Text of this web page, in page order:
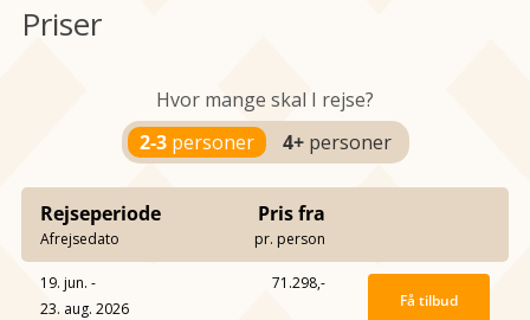
Priser
Hvor mange skal I rejse?
2-3personer 4+personer
Rejseperiode
Afrejsedato
Pris fra
pr. person
19. jun. -
23. aug. 2026
71.298,-
Få tilbud